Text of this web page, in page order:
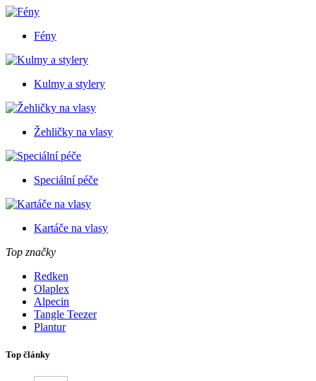
Fény
Kulmy a stylery
Žehličky na vlasy
Speciální péče
Kartáče na vlasy
Top značky
Redken
Olaplex
Alpecin
Tangle Teezer
Plantur
Top články